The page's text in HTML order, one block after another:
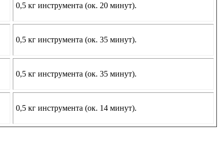
0,5 кг инструмента (ок. 20 минут).
0,5 кг инструмента (ок. 35 минут).
0,5 кг инструмента (ок. 35 минут).
0,5 кг инструмента (ок. 14 минут).